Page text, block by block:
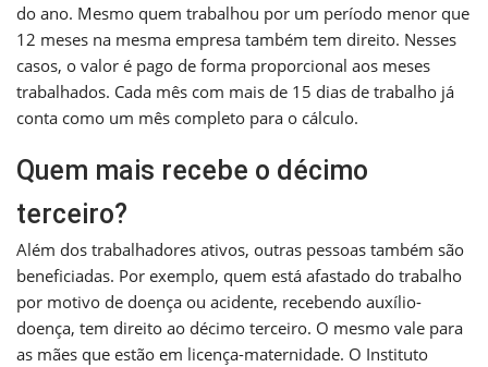
do ano. Mesmo quem trabalhou por um período menor que
12 meses na mesma empresa também tem direito. Nesses
casos, o valor é pago de forma proporcional aos meses
trabalhados. Cada mês com mais de 15 dias de trabalho já
conta como um mês completo para o cálculo.
Quem mais recebe o décimo
terceiro?
Além dos trabalhadores ativos, outras pessoas também são
beneficiadas. Por exemplo, quem está afastado do trabalho
por motivo de doença ou acidente, recebendo auxílio-
doença, tem direito ao décimo terceiro. O mesmo vale para
as mães que estão em licença-maternidade. O Instituto